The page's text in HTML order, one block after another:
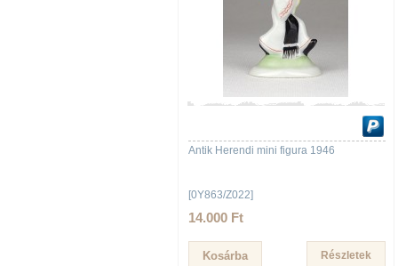
Antik Herendi mini figura 1946
[0Y863/Z022]
14.000 Ft
Részletek